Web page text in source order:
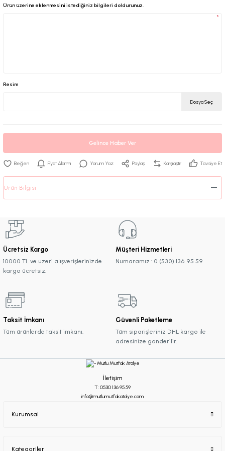
Ürün üzerine eklenmesini istediğiniz bilgileri doldurunuz.
*
Resim
Dosya Seç
Gelince Haber Ver
Fiyat Alarmı Yorum Yaz Paylaş Karşılaştır Tavsiye Et
Ürün Bilgisi
Ücretsiz Kargo
10000 TL ve üzeri alışverişlerinizde
kargo ücretsiz.
Müşteri Hizmetleri
Numaramız : 0 (530) 136 95 59
Taksit İmkanı
Tüm ürünlerde taksit imkanı.
Güvenli Paketleme
Tüm siparişleriniz DHL kargo ile
adresinize gönderilir.
İletişim
T: 0530 136 95 59
info@mutlumutfakatolye.com
Kurumsal
Kategoriler